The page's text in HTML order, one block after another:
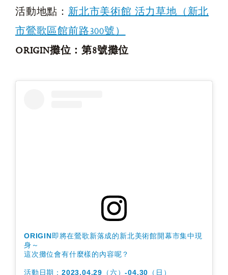
活動地點： 新北市美術館 活力草地（新北
市鶯歌區館前路300號）
ORIGIN攤位：第8號攤位
ORIGIN即將在鶯歌新落成的新北美術館開幕市集中現
身～
這次攤位會有什麼樣的內容呢？
活動日期：2023.04.29（六）-04.30（日）